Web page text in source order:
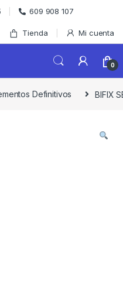
609 908 107
Tienda Mi cuenta
0
Definitivos BIFIX